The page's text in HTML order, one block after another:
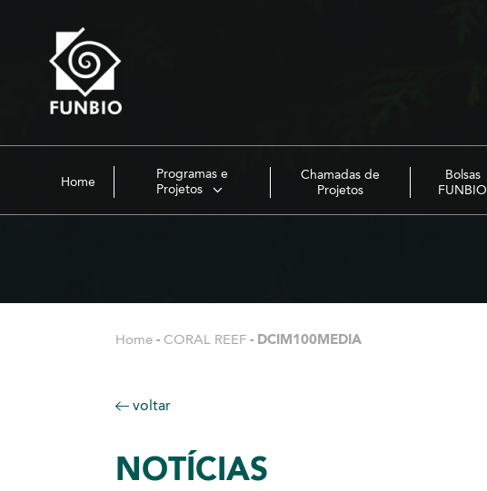
Home
Programas e
Projetos
Chamadas de
Projetos
Bolsas
FUNBIO
Home - CORAL REEF - DCIM100MEDIA
voltar
NOTÍCIAS